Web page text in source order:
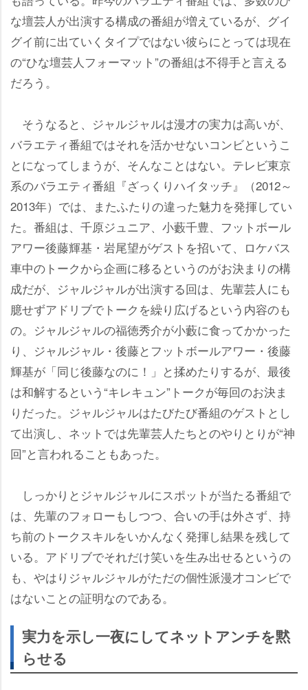
な壇芸人が出演する構成の番組が増えているが、グイ
グイ前に出ていくタイプではない彼らにとっては現在
の“ひな壇芸人フォーマット”の番組は不得手と言える
だろう。
そうなると、ジャルジャルは漫才の実力は高いが、
バラエティ番組ではそれを活かせないコンビというこ
とになってしまうが、そんなことはない。テレビ東京
系のバラエティ番組『ざっくりハイタッチ』（2012～
2013年）では、またふたりの違った魅力を発揮してい
た。番組は、千原ジュニア、小藪千豊、フットボール
アワー後藤輝基・岩尾望がゲストを招いて、ロケバス
車中のトークから企画に移るというのがお決まりの構
成だが、ジャルジャルが出演する回は、先輩芸人にも
臆せずアドリブでトークを繰り広げるという内容のも
の。ジャルジャルの福徳秀介が小藪に食ってかかった
り、ジャルジャル・後藤とフットボールアワー・後藤
輝基が「同じ後藤なのに！」と揉めたりするが、最後
は和解するという“キレキュン”トークが毎回のお決ま
りだった。ジャルジャルはたびたび番組のゲストとし
て出演し、ネットでは先輩芸人たちとのやりとりが“神
回”と言われることもあった。
しっかりとジャルジャルにスポットが当たる番組で
は、先輩のフォローもしつつ、合いの手は外さず、持
ち前のトークスキルをいかんなく発揮し結果を残して
いる。アドリブでそれだけ笑いを生み出せるというの
も、やはりジャルジャルがただの個性派漫才コンビで
はないことの証明なのである。
実力を示し一夜にしてネットアンチを黙
らせる